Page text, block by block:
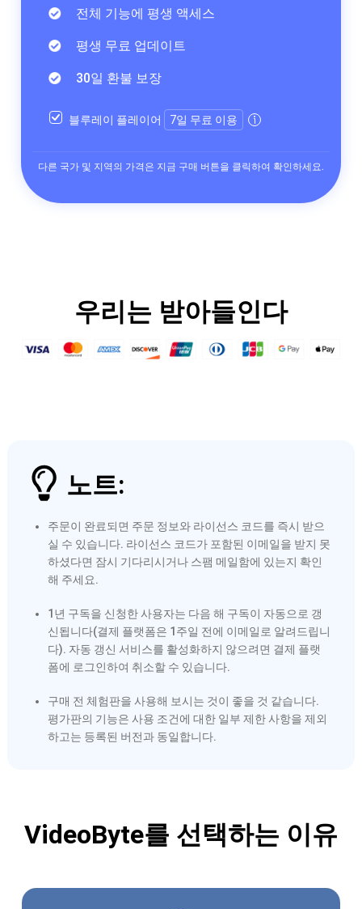
전체 기능에 평생 액세스
평생 무료 업데이트
30일 환불 보장
블루레이 플레이어 7일 무료 이용
다른 국가 및 지역의 가격은 지금 구매 버튼을 클릭하여 확인하세요.
우리는 받아들인다
노트:
주문이 완료되면 주문 정보와 라이선스 코드를 즉시 받으
실 수 있습니다. 라이선스 코드가 포함된 이메일을 받지 못
하셨다면 잠시 기다리시거나 스팸 메일함에 있는지 확인
해 주세요.
1년 구독을 신청한 사용자는 다음 해 구독이 자동으로 갱
신됩니다(결제 플랫폼은 1주일 전에 이메일로 알려드립니
다). 자동 갱신 서비스를 활성화하지 않으려면 결제 플랫
폼에 로그인하여 취소할 수 있습니다.
구매 전 체험판을 사용해 보시는 것이 좋을 것 같습니다.
평가판의 기능은 사용 조건에 대한 일부 제한 사항을 제외
하고는 등록된 버전과 동일합니다.
VideoByte를 선택하는 이유